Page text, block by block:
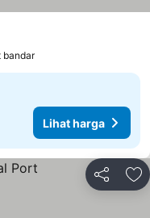
bandar
Lihat harga
Kongsi